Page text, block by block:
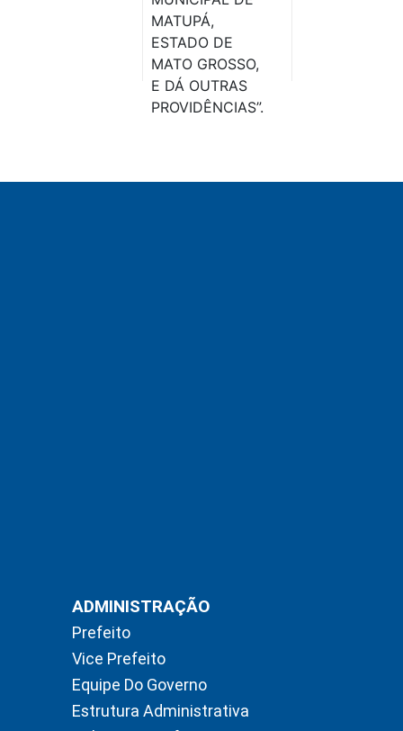
MATUPÁ,
ESTADO DE
MATO GROSSO,
E DÁ OUTRAS
PROVIDÊNCIAS”.
ADMINISTRAÇÃO
Prefeito
Vice Prefeito
Equipe Do Governo
Estrutura Administrativa